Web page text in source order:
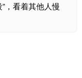
，看着其他人慢